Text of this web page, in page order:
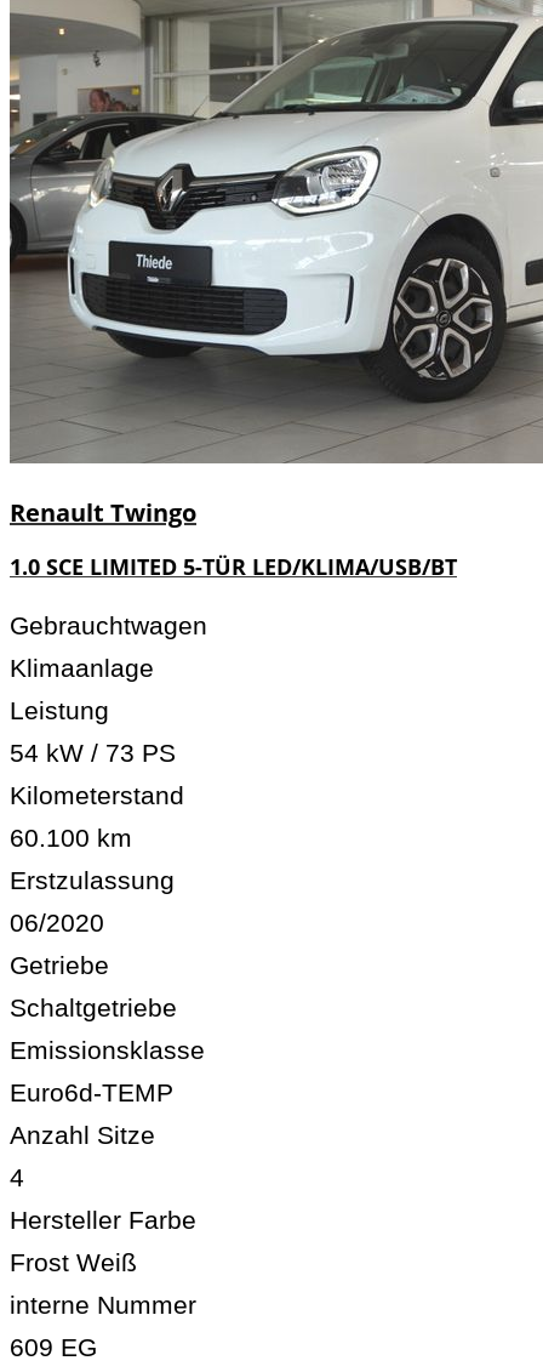
Renault Twingo
1.0 SCE LIMITED 5-TÜR LED/KLIMA/USB/BT
Gebrauchtwagen
Klimaanlage
Leistung
54 kW / 73 PS
Kilometerstand
60.100 km
Erstzulassung
06/2020
Getriebe
Schaltgetriebe
Emissionsklasse
Euro6d-TEMP
Anzahl Sitze
4
Hersteller Farbe
Frost Weiß
interne Nummer
609 EG